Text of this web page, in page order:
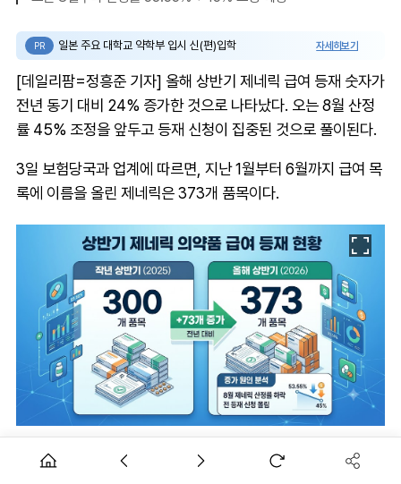
PR 일본 주요 대학교 약학부 입시 신(편)입학 자세히보기
[데일리팜=정흥준 기자] 올해 상반기 제네릭 급여 등재 숫자가
전년 동기 대비 24% 증가한 것으로 나타났다. 오는 8월 산정
률 45% 조정을 앞두고 등재 신청이 집중된 것으로 풀이된다.
3일 보험당국과 업계에 따르면, 지난 1월부터 6월까지 급여 목
록에 이름을 올린 제네릭은 373개 품목이다.
AI 생성 이미지.